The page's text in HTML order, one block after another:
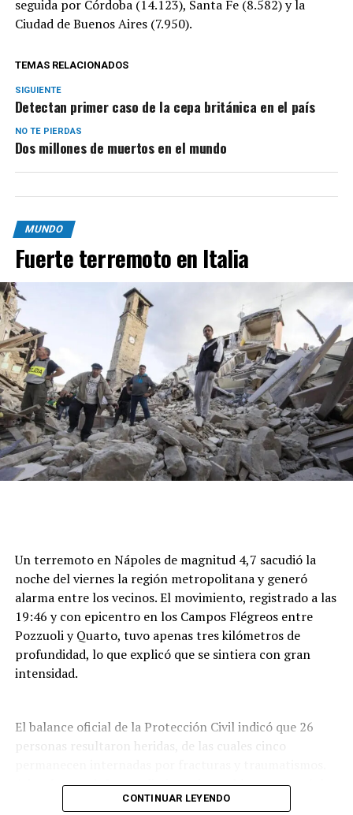
seguida por Córdoba (14.123), Santa Fe (8.582) y la
Ciudad de Buenos Aires (7.950).
TEMAS RELACIONADOS
SIGUIENTE
Detectan primer caso de la cepa británica en el país
NO TE PIERDAS
Dos millones de muertos en el mundo
MUNDO
Fuerte terremoto en Italia
Un terremoto en Nápoles de magnitud 4,7 sacudió la
noche del viernes la región metropolitana y generó
alarma entre los vecinos. El movimiento, registrado a las
19:46 y con epicentro en los Campos Flégreos entre
Pozzuoli y Quarto, tuvo apenas tres kilómetros de
profundidad, lo que explicó que se sintiera con gran
intensidad.
El balance oficial de la Protección Civil indicó que 26
personas resultaron heridas, de las cuales cinco
Además, por daños en distintos inmuebles se evacuó de
forma preventiva a unas 300 personas,
CONTINUAR LEYENDO